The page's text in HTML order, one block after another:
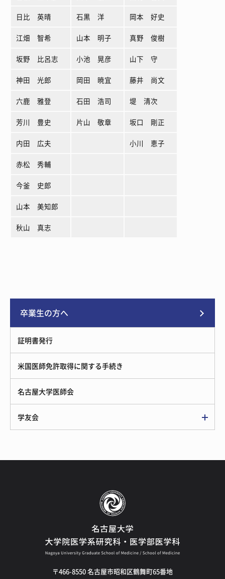
日比 英晴 石黒 洋 岡本 好史
江畑 智希 山本 明子 真野 俊樹
坂野 比呂志 小池 晃彦 山下 守
神田 光郎 岡田 暁宜 藤井 尚文
六鹿 雅登 石田 浩司 堤 清次
芳川 豊史 片山 敬章 坂口 剛正
内田 広夫 小川 恵子
赤松 秀輔
今釜 史郎
山本 美知郎
秋山 真志
卒業生の方へ
証明書発行
米国医師免許取得に関する手続き
名古屋大学医師会
学友会
〒466-8550 名古屋市昭和区鶴舞町65番地